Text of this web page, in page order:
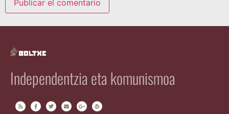
Independentzia eta komunismoa